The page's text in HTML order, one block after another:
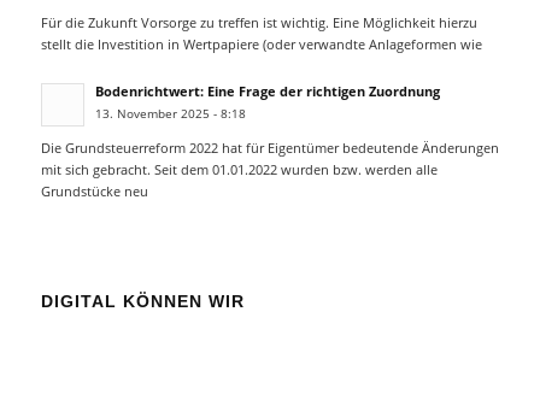
Für die Zukunft Vorsorge zu treffen ist wichtig. Eine Möglichkeit hierzu
stellt die Investition in Wertpapiere (oder verwandte Anlageformen wie
Bodenrichtwert: Eine Frage der richtigen Zuordnung
13. November 2025 - 8:18
Die Grundsteuerreform 2022 hat für Eigentümer bedeutende Änderungen
mit sich gebracht. Seit dem 01.01.2022 wurden bzw. werden alle
Grundstücke neu
DIGITAL KÖNNEN WIR